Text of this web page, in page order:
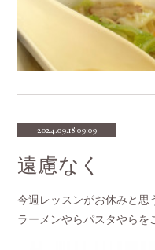
2024.09.18 09:09
遠慮なく
今週レッスンがお休みと
ラーメンやらパスタやら